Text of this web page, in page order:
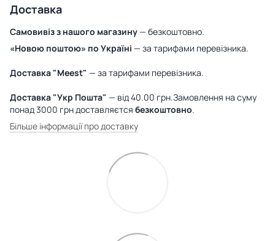
Доставка
Самовивіз з нашого магазину— безкоштовно.
«Новою поштою» по Україні — за тарифами перевізника.
Доставка "Meest" — за тарифами перевізника.
Доставка "Укр Пошта" — від 40.00 грн.Замовлення на суму
понад 3000 грн доставляєтся безкоштовно.
Більше інформації про доставку